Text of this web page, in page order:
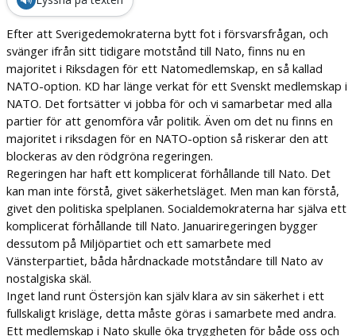
Efter att Sverigedemokraterna bytt fot i försvarsfrågan, och
svänger ifrån sitt tidigare motstånd till Nato, finns nu en
majoritet i Riksdagen för ett Natomedlemskap, en så kallad
NATO-option. KD har länge verkat för ett Svenskt medlemskap i
NATO. Det fortsätter vi jobba för och vi samarbetar med alla
partier för att genomföra vår politik. Även om det nu finns en
majoritet i riksdagen för en NATO-option så riskerar den att
blockeras av den rödgröna regeringen.
Regeringen har haft ett komplicerat förhållande till Nato. Det
kan man inte förstå, givet säkerhetsläget. Men man kan förstå,
givet den politiska spelplanen. Socialdemokraterna har själva ett
komplicerat förhållande till Nato. Januariregeringen bygger
dessutom på Miljöpartiet och ett samarbete med
Vänsterpartiet, båda hårdnackade motståndare till Nato av
nostalgiska skäl.
Inget land runt Östersjön kan själv klara av sin säkerhet i ett
fullskaligt krisläge, detta måste göras i samarbete med andra.
Ett medlemskap i Nato skulle öka tryggheten för både oss och